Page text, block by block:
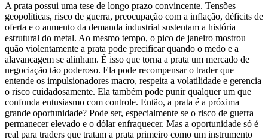
A prata possui uma tese de longo prazo convincente. Tensões
geopolíticas, risco de guerra, preocupação com a inflação, déficits de
oferta e o aumento da demanda industrial sustentam a história
estrutural do metal. Ao mesmo tempo, o pico de janeiro mostrou
quão violentamente a prata pode precificar quando o medo e a
alavancagem se alinham. É isso que torna a prata um mercado de
negociação tão poderoso. Ela pode recompensar o trader que
entende os impulsionadores macro, respeita a volatilidade e gerencia
o risco cuidadosamente. Ela também pode punir qualquer um que
confunda entusiasmo com controle. Então, a prata é a próxima
grande oportunidade? Pode ser, especialmente se o risco de guerra
permanecer elevado e o dólar enfraquecer. Mas a oportunidade só é
real para traders que tratam a prata primeiro como um instrumento